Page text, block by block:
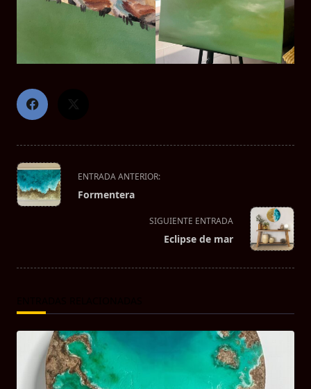
<span
class="nav-
subtitle
ENTRADA ANTERIOR:
Formentera
SIGUIENTE ENTRADA
Eclipse de mar